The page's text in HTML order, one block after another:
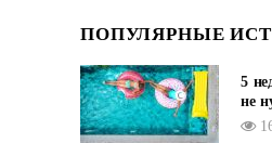
ПОПУЛЯРНЫЕ
5
не